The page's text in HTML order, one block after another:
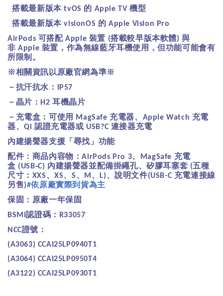
搭載最新版本tvOS 的 Apple TV機型
搭載最新版本visionOS 的 Apple Vision Pro
AirPods 可搭配Apple 裝置 (搭載較早版本軟體)與
非 Apple 裝置，作為無線藍牙耳機使用，但功能可能會有
所限制。
※相關資訊以原廠官網為準※
－抗汗抗水：
IP57
－晶片： H2耳機晶片
－充電盒：可使用
MagSafe 充電器、 Apple Watch 充電
器、Qi認證充電器或 USB?C 連接器充電
內建揚聲器支援「尋找」功能
配件：商品內容物：AirPods Pro 3、 MagSafe 充電
盒 (USB‑C) 內建揚聲器並配備掛繩孔、矽膠耳塞套 (五種
尺寸： XXS、XS、S、 M 、L)、說明文件(USB-C 充電連接線
另售)#依原廠實際到貨為主
保固：原廠一年保固
BSMI認證碼：
R33057
NCC證號：
(A3063) CCAI25LP0940T1
(A3064) CCAI25LP0950T4
(A3122) CCAI25LP0930T1